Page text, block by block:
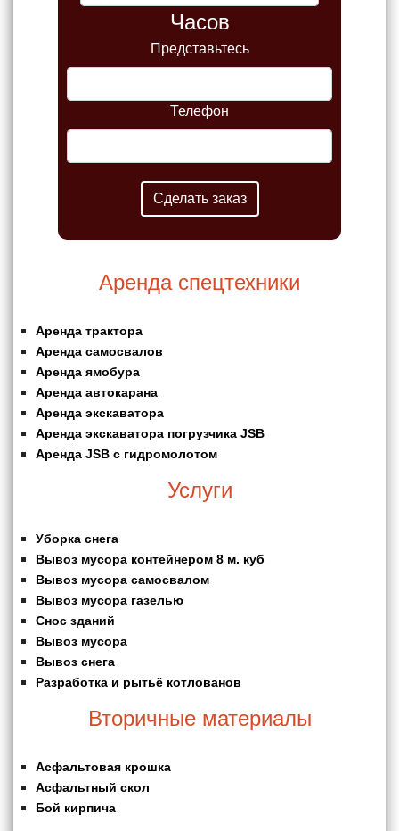
Часов
Представьтесь
Телефон
Аренда спецтехники
Аренда трактора
Аренда самосвалов
Аренда ямобура
Аренда автокарана
Аренда экскаватора
Аренда экскаватора погрузчика JSB
Аренда JSB с гидромолотом
Услуги
Уборка снега
Вывоз мусора контейнером 8 м. куб
Вывоз мусора самосвалом
Вывоз мусора газелью
Снос зданий
Вывоз мусора
Вывоз снега
Разработка и рытьё котлованов
Вторичные материалы
Асфальтовая крошка
Асфальтный скол
Бой кирпича